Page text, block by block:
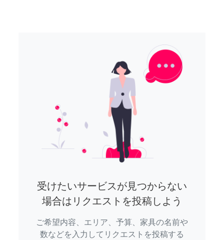
受けたいサービスが見つからない
場合はリクエストを投稿しよう
ご希望内容、エリア、予算、家具の名前や
数などを入力してリクエストを投稿する